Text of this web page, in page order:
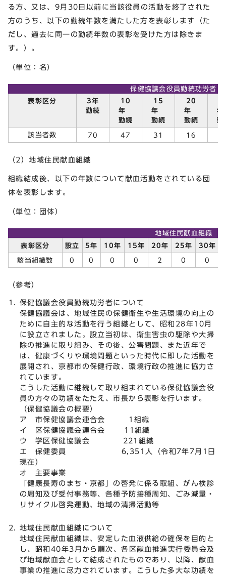
る方、又は、9月30日以前に当該役員の活動を終了された
方のうち、以下の勤続年数を満たした方を表彰します（た
だし、過去に同一の勤続年数の表彰を受けた方は除きま
す。）。
（単位：名）
保健協議会役員勤続功労者
表彰区分
3年
勤続
10
年
勤続
15
年
勤続
20
年
勤続
勤
該当者数 70 47 31 16
（2）地域住民献血組織
組織結成後、以下の年数について献血活動をされている団
体を表彰します。
（単位：団体）
地域住民献血組織
表彰区分
設立 5年 10年 15年 20年 25年 30年
該当組織数 0 0 0 0 2 0 0
（参考）
保健協議会役員勤続功労者について
保健協議会は、地域住民の保健衛生や生活環境の向上の
ために自主的な活動を行う組織として、昭和28年10月
に設立されました。設立当初は、衛生害虫の駆除や大掃
除の推進に取り組み、その後、公害問題、また近年で
は、健康づくりや環境問題といった時代に即した活動を
展開され、京都市の保健行政、環境行政の推進に協力さ
れています。
こうした活動に継続して取り組まれている保健協議会役
員の方々の功績をたたえ、市長から表彰を行います。
（保健協議会の概要）
ア 市保健協議会連合会 1組織
イ 区保健協議会連合会 11組織
ウ 学区保健協議会 221組織
エ 保健委員 6,351人（令和7年7月1日
現在）
オ 主要事業
「健康長寿のまち・京都」の啓発に係る取組、がん検診
の周知及び受付事務等、各種予防接種周知、ごみ減量・
リサイクル啓発運動、地域の清掃活動等
地域住民献血組織について
地域住民献血組織は、安定した血液供給の確保を目的と
し、昭和40年3月から順次、各区献血推進実行委員会及
び地域献血会として結成されたものであり、以降、献血
事業の推進に尽力されています。こうした多大な功績を